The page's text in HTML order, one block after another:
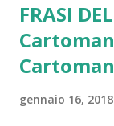
FRASI
gennaio 16, 2018